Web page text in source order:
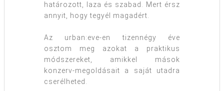
határozott, laza és szabad. Mert érsz
annyit, hogy tegyél magadért.
Az urban:eve-en tizennégy éve
osztom meg azokat a praktikus
módszereket, amikkel mások
konzerv-megoldásait a saját utadra
cserélheted.